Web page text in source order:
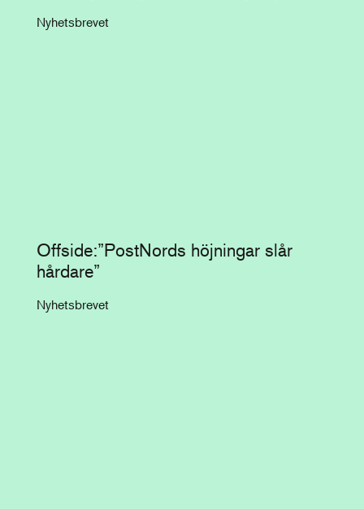
Nyhetsbrevet
Offside:”PostNords höjningar slår
hårdare”
Nyhetsbrevet